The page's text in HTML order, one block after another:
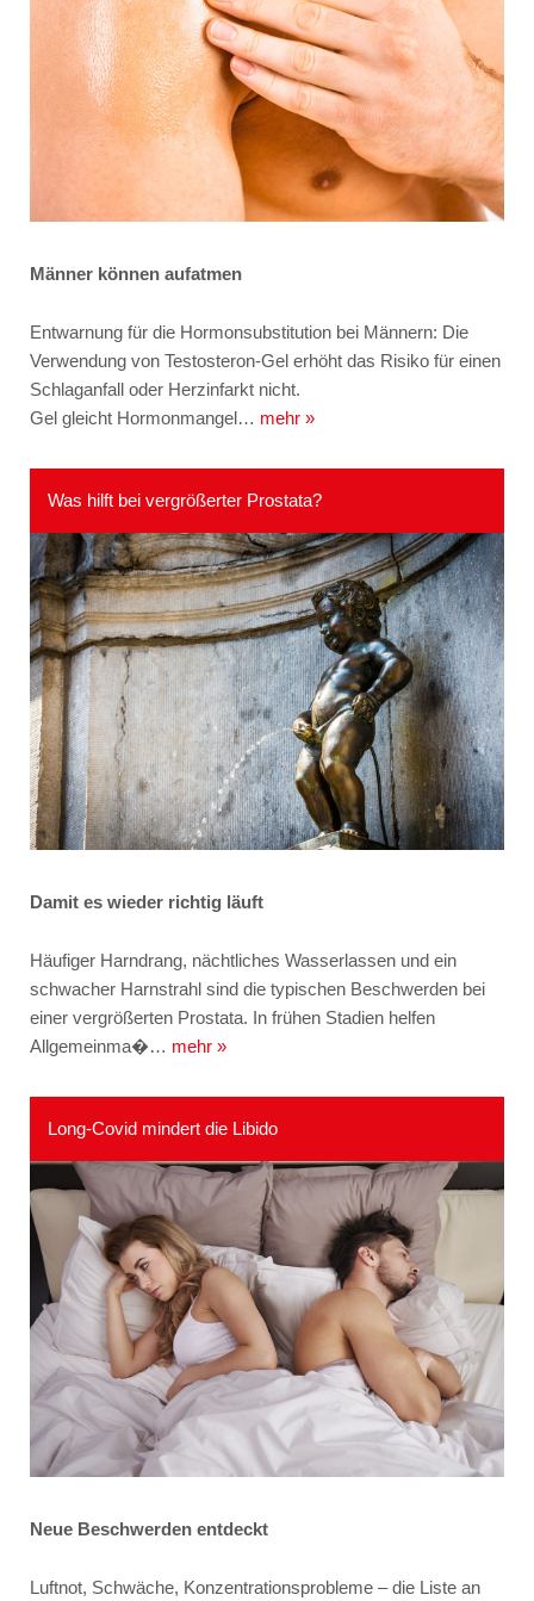
Männer können aufatmen
Entwarnung für die Hormonsubstitution bei Männern: Die
Verwendung von Testosteron-Gel erhöht das Risiko für einen
Schlaganfall oder Herzinfarkt nicht.
Gel gleicht Hormonmangel… mehr »
Was hilft bei vergrößerter Prostata?
Damit es wieder richtig läuft
Häufiger Harndrang, nächtliches Wasserlassen und ein
schwacher Harnstrahl sind die typischen Beschwerden bei
einer vergrößerten Prostata. In frühen Stadien helfen
Allgemeinma�… mehr »
Long-Covid mindert die Libido
Neue Beschwerden entdeckt
Luftnot, Schwäche, Konzentrationsprobleme – die Liste an